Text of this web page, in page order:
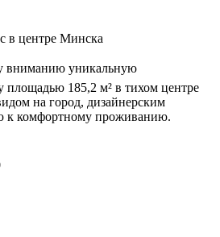
в центре Минска
вниманию уникальную
площадью 185,2 м² в тихом центре
на город, дизайнерским
к комфортному проживанию.